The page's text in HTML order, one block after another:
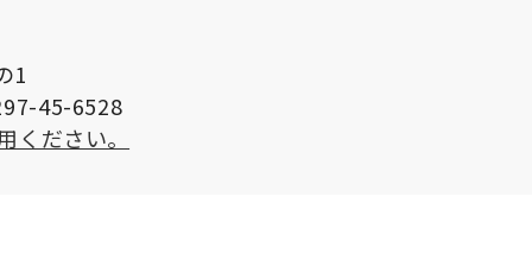
1
45-6528
ください。